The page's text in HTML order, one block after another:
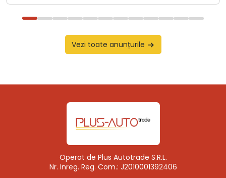
Vezi toate anunțurile
Operat de Plus Autotrade S.R.L.
Nr. Inreg. Reg. Com.: J2010001392406